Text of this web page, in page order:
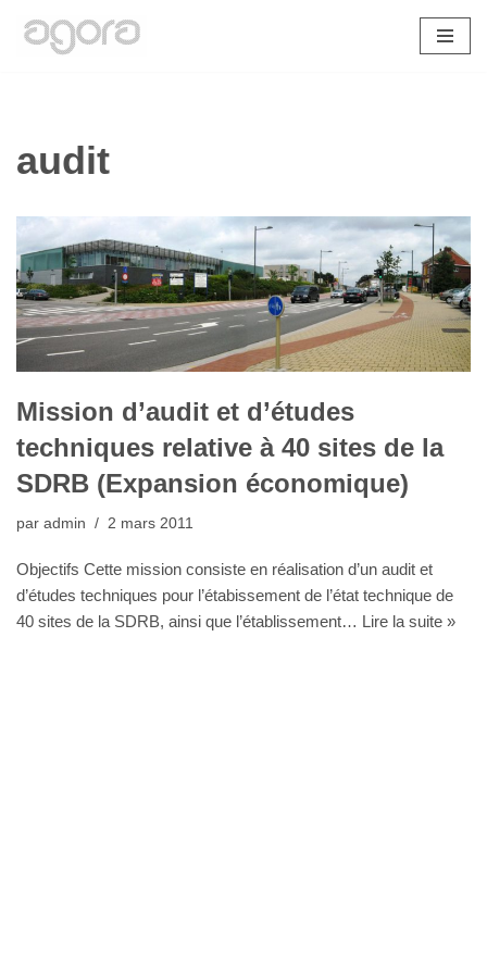
audit
Mission d’audit et d’études
techniques relative à 40 sites de la
SDRB (Expansion économique)
par admin 2 mars 2011
Objectifs Cette mission consiste en réalisation d’un audit et
d’études techniques pour l’étabissement de l’état technique de
40 sites de la SDRB, ainsi que l’établissement… Lire la suite »